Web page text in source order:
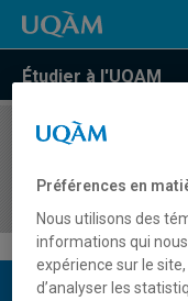
Étudier à l'UQAM
COURS//
préscolaire-
Description du
Préférences en
Nous utilisons des
informations qui
expérience sur le
d’analyser les